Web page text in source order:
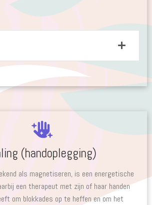
(handoplegging)
als magnetiseren, is een energetische
een therapeut met zijn of haar handen
om blokkades op te heffen en om het